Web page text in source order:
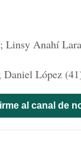
Linsy Anahí
López
al canal de